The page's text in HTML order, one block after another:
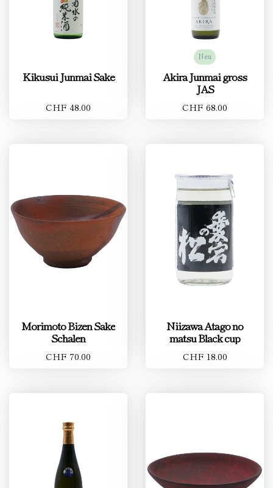
Kikusui Junmai Sake
CHF 48.00
Neu
Akira Junmai gross
JAS
CHF 68.00
Morimoto Bizen Sake
Schalen
CHF 70.00
Niizawa Atago no
matsu Black cup
CHF 18.00